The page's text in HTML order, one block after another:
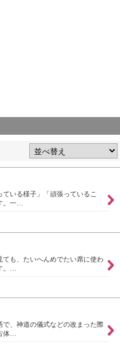
ている様子」「頑張っているこ
。一…
ても、たいへんめでたい席に使わ
。…
で、神道の儀式などの改まった際
体…